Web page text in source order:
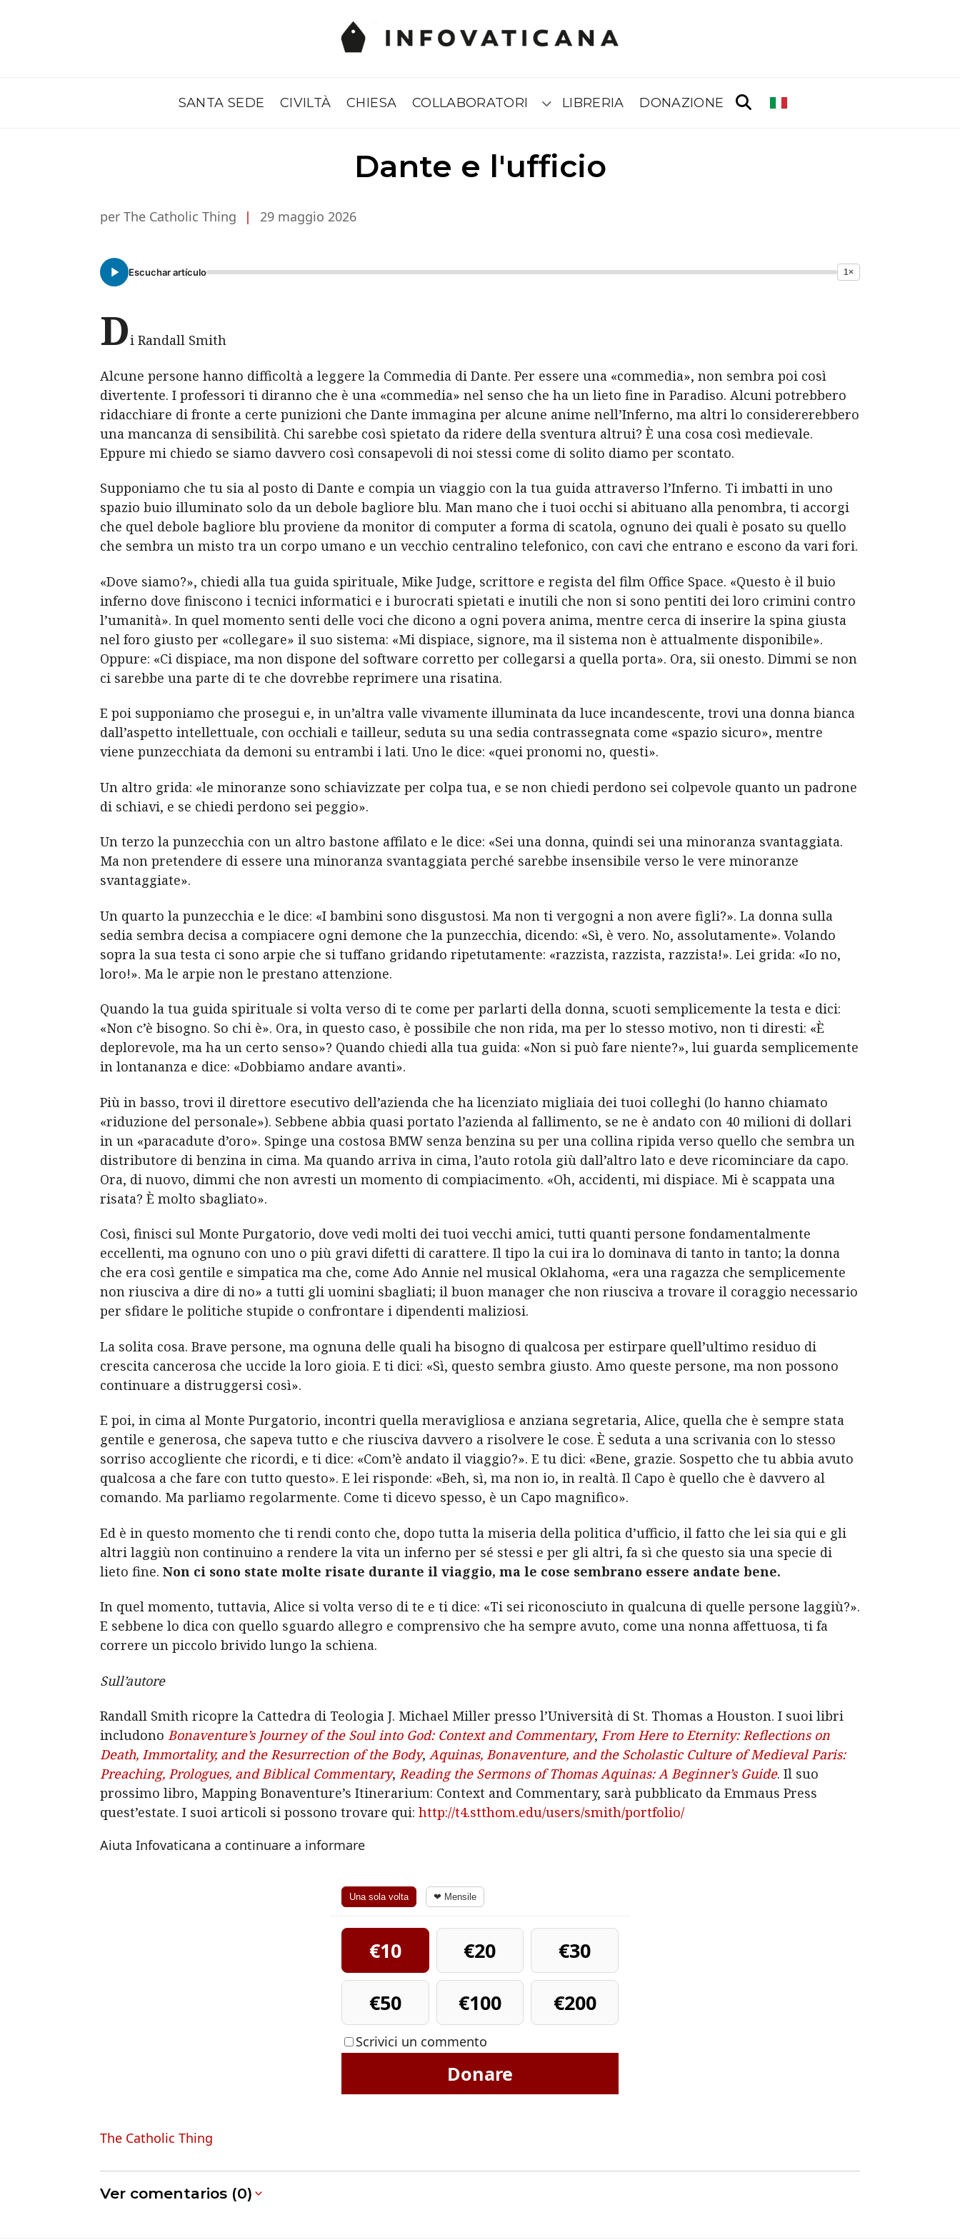
SANTA SEDE CIVILTÀ CHIESA COLLABORATORI Submenú
LIBRERIA DONAZIONE
Dante e l'ufficio
per The Catholic Thing | 29 maggio 2026
Escuchar artículo 1×
Di Randall Smith
Alcune persone hanno difficoltà a leggere la Commedia di Dante. Per essere una «commedia», non sembra poi così
divertente. I professori ti diranno che è una «commedia» nel senso che ha un lieto fine in Paradiso. Alcuni potrebbero
ridacchiare di fronte a certe punizioni che Dante immagina per alcune anime nell’Inferno, ma altri lo considererebbero
una mancanza di sensibilità. Chi sarebbe così spietato da ridere della sventura altrui? È una cosa così medievale.
Eppure mi chiedo se siamo davvero così consapevoli di noi stessi come di solito diamo per scontato.
Supponiamo che tu sia al posto di Dante e compia un viaggio con la tua guida attraverso l’Inferno. Ti imbatti in uno
spazio buio illuminato solo da un debole bagliore blu. Man mano che i tuoi occhi si abituano alla penombra, ti accorgi
che quel debole bagliore blu proviene da monitor di computer a forma di scatola, ognuno dei quali è posato su quello
che sembra un misto tra un corpo umano e un vecchio centralino telefonico, con cavi che entrano e escono da vari fori.
«Dove siamo?», chiedi alla tua guida spirituale, Mike Judge, scrittore e regista del film Office Space. «Questo è il buio
inferno dove finiscono i tecnici informatici e i burocrati spietati e inutili che non si sono pentiti dei loro crimini contro
l’umanità». In quel momento senti delle voci che dicono a ogni povera anima, mentre cerca di inserire la spina giusta
nel foro giusto per «collegare» il suo sistema: «Mi dispiace, signore, ma il sistema non è attualmente disponibile».
Oppure: «Ci dispiace, ma non dispone del software corretto per collegarsi a quella porta». Ora, sii onesto. Dimmi se non
ci sarebbe una parte di te che dovrebbe reprimere una risatina.
E poi supponiamo che prosegui e, in un’altra valle vivamente illuminata da luce incandescente, trovi una donna bianca
dall’aspetto intellettuale, con occhiali e tailleur, seduta su una sedia contrassegnata come «spazio sicuro», mentre
viene punzecchiata da demoni su entrambi i lati. Uno le dice: «quei pronomi no, questi».
Un altro grida: «le minoranze sono schiavizzate per colpa tua, e se non chiedi perdono sei colpevole quanto un padrone
di schiavi, e se chiedi perdono sei peggio».
Un terzo la punzecchia con un altro bastone affilato e le dice: «Sei una donna, quindi sei una minoranza svantaggiata.
Ma non pretendere di essere una minoranza svantaggiata perché sarebbe insensibile verso le vere minoranze
svantaggiate».
Un quarto la punzecchia e le dice: «I bambini sono disgustosi. Ma non ti vergogni a non avere figli?». La donna sulla
sedia sembra decisa a compiacere ogni demone che la punzecchia, dicendo: «Sì, è vero. No, assolutamente». Volando
sopra la sua testa ci sono arpie che si tuffano gridando ripetutamente: «razzista, razzista, razzista!». Lei grida: «Io no,
loro!». Ma le arpie non le prestano attenzione.
Quando la tua guida spirituale si volta verso di te come per parlarti della donna, scuoti semplicemente la testa e dici:
«Non c’è bisogno. So chi è». Ora, in questo caso, è possibile che non rida, ma per lo stesso motivo, non ti diresti: «È
deplorevole, ma ha un certo senso»? Quando chiedi alla tua guida: «Non si può fare niente?», lui guarda semplicemente
in lontananza e dice: «Dobbiamo andare avanti».
Più in basso, trovi il direttore esecutivo dell’azienda che ha licenziato migliaia dei tuoi colleghi (lo hanno chiamato
«riduzione del personale»). Sebbene abbia quasi portato l’azienda al fallimento, se ne è andato con 40 milioni di dollari
in un «paracadute d’oro». Spinge una costosa BMW senza benzina su per una collina ripida verso quello che sembra un
distributore di benzina in cima. Ma quando arriva in cima, l’auto rotola giù dall’altro lato e deve ricominciare da capo.
Ora, di nuovo, dimmi che non avresti un momento di compiacimento. «Oh, accidenti, mi dispiace. Mi è scappata una
risata? È molto sbagliato».
Così, finisci sul Monte Purgatorio, dove vedi molti dei tuoi vecchi amici, tutti quanti persone fondamentalmente
eccellenti, ma ognuno con uno o più gravi difetti di carattere. Il tipo la cui ira lo dominava di tanto in tanto; la donna
che era così gentile e simpatica ma che, come Ado Annie nel musical Oklahoma, «era una ragazza che semplicemente
non riusciva a dire di no» a tutti gli uomini sbagliati; il buon manager che non riusciva a trovare il coraggio necessario
per sfidare le politiche stupide o confrontare i dipendenti maliziosi.
La solita cosa. Brave persone, ma ognuna delle quali ha bisogno di qualcosa per estirpare quell’ultimo residuo di
crescita cancerosa che uccide la loro gioia. E ti dici: «Sì, questo sembra giusto. Amo queste persone, ma non possono
continuare a distruggersi così».
E poi, in cima al Monte Purgatorio, incontri quella meravigliosa e anziana segretaria, Alice, quella che è sempre stata
gentile e generosa, che sapeva tutto e che riusciva davvero a risolvere le cose. È seduta a una scrivania con lo stesso
sorriso accogliente che ricordi, e ti dice: «Com’è andato il viaggio?». E tu dici: «Bene, grazie. Sospetto che tu abbia avuto
qualcosa a che fare con tutto questo». E lei risponde: «Beh, sì, ma non io, in realtà. Il Capo è quello che è davvero al
comando. Ma parliamo regolarmente. Come ti dicevo spesso, è un Capo magnifico».
Ed è in questo momento che ti rendi conto che, dopo tutta la miseria della politica d’ufficio, il fatto che lei sia qui e gli
altri laggiù non continuino a rendere la vita un inferno per sé stessi e per gli altri, fa sì che questo sia una specie di
lieto fine. Non ci sono state molte risate durante il viaggio, ma le cose sembrano essere andate bene.
In quel momento, tuttavia, Alice si volta verso di te e ti dice: «Ti sei riconosciuto in qualcuna di quelle persone laggiù?».
E sebbene lo dica con quello sguardo allegro e comprensivo che ha sempre avuto, come una nonna affettuosa, ti fa
correre un piccolo brivido lungo la schiena.
Sull’autore
Randall Smith ricopre la Cattedra di Teologia J. Michael Miller presso l’Università di St. Thomas a Houston. I suoi libri
includono Bonaventure’s Journey of the Soul into God: Context and Commentary, From Here to Eternity: Reflections on
Death, Immortality, and the Resurrection of the Body, Aquinas, Bonaventure, and the Scholastic Culture of Medieval Paris:
Preaching, Prologues, and Biblical Commentary, Reading the Sermons of Thomas Aquinas: A Beginner’s Guide. Il suo
prossimo libro, Mapping Bonaventure’s Itinerarium: Context and Commentary, sarà pubblicato da Emmaus Press
quest’estate. I suoi articoli si possono trovare qui: http://t4.stthom.edu/users/smith/portfolio/
Aiuta Infovaticana a continuare a informare
Una sola volta ❤ Mensile
€10 €20
€30
€50
€100 €200
Scrivici un commento
Donare
The Catholic Thing
Ver comentarios (0)